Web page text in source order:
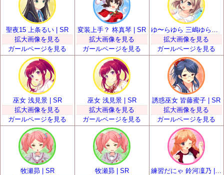
聖夜15 上条るい | SR
拡大画像を見る
ガールページを見る
変装上手？ 柊真琴 | SR
拡大画像を見る
ガールページを見る
拡大画像を見る
ガールページを見る
巫女 浅見景 | SR
拡大画像を見る
ガールページを見る
巫女 浅見景 | SR
拡大画像を見る
ガールページを見る
誘惑巫女 皆藤蜜子 | SR
拡大画像を見る
ガールページを見る
牧瀬昴 | SR
牧瀬昴 | SR
練習だにゃ 鈴河凜乃 | SR